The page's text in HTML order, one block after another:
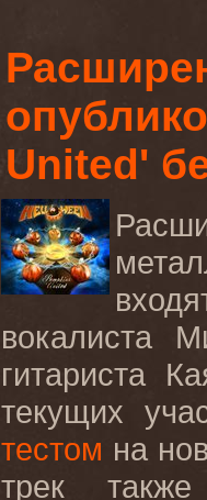
United'
вокалиста
гитариста
текущих
тестом на
трек